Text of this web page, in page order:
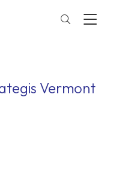
Vermont